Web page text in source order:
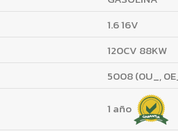
1.6 16V
120CV 88KW
5008 (0U_,
1 año